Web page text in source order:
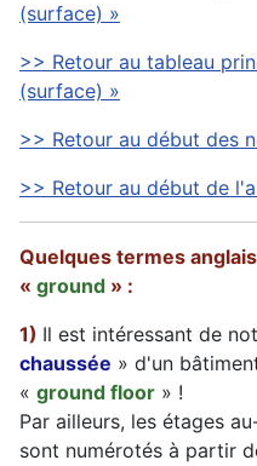
(surface) »
>> Retour au tableau
(surface) »
>> Retour au début des
>> Retour au début de
Quelques termes
« ground » :
1) Il est intéressant de
chaussée » d'un
« ground floor » !
Par ailleurs, les étages
sont numérotés à partir